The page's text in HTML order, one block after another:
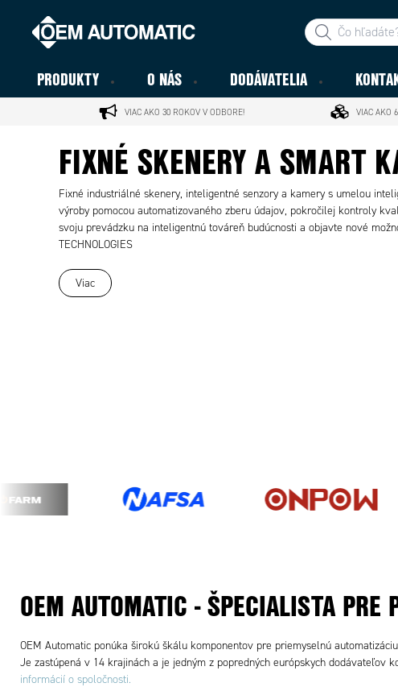
PRODUKTY O NÁS DODÁVATELIA
VIAC AKO 30 ROKOV V ODBORE! VIAC AKO
FIXNÉ SKENERY A SMART
Fixné industriálné skenery, inteligentné senzory a kamery s umelou
výroby pomocou automatizovaného zberu údajov, pokročilej kontroly
svoju prevádzku na inteligentnú továreň budúcnosti a objavte nové
TECHNOLOGIES
Viac
OEM AUTOMATIC - ŠPECIALISTA PRE
OEM Automatic ponúka širokú škálu komponentov pre priemyselnú
Je zastúpená v 14 krajinách a je jedným z popredných európskych dodávateľov
informácií o spoločnosti.